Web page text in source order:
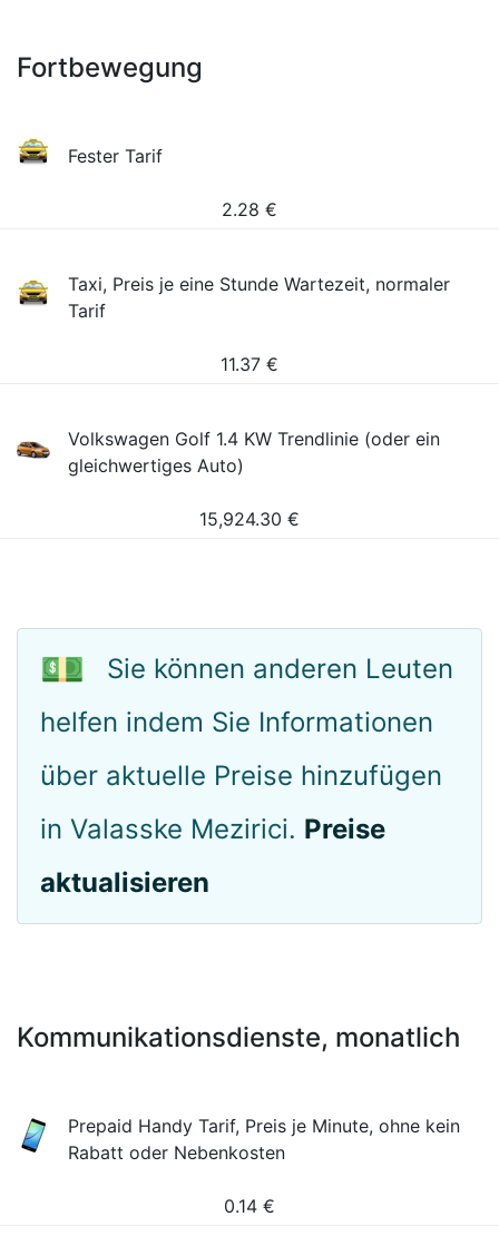
Fortbewegung
Fester Tarif
2.28 €
Taxi, Preis je eine Stunde Wartezeit, normaler
Tarif
11.37 €
Volkswagen Golf 1.4 KW Trendlinie (oder ein
gleichwertiges Auto)
15,924.30 €
💵
Sie können anderen Leuten
helfen indem Sie Informationen
über aktuelle Preise hinzufügen
in Valasske Mezirici. Preise
aktualisieren
Kommunikationsdienste, monatlich
Prepaid Handy Tarif, Preis je Minute, ohne kein
Rabatt oder Nebenkosten
0.14 €